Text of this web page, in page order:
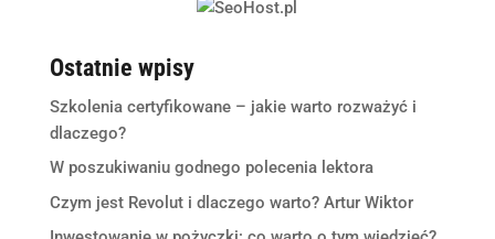
Ostatnie wpisy
Szkolenia certyfikowane – jakie warto rozważyć i
dlaczego?
W poszukiwaniu godnego polecenia lektora
Czym jest Revolut i dlaczego warto? Artur Wiktor